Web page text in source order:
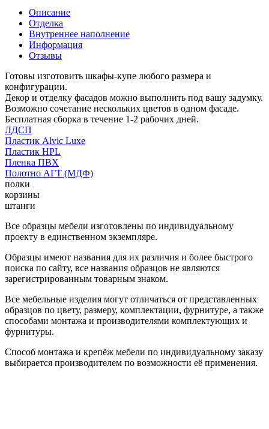
Описание
Отделка
Внутреннее наполнение
Информация
Отзывы
Готовы изготовить шкафы-купе любого размера и
конфигурации.
Декор и отделку фасадов можно выполнить под вашу задумку.
Возможно сочетание нескольких цветов в одном фасаде.
Бесплатная сборка в течение 1-2 рабочих дней.
ЛДСП
Пластик Alvic Luxe
Пластик HPL
Пленка ПВХ
Полотно АГТ (МДФ)
полки
корзины
штанги
Все образцы мебели изготовлены по индивидуальному
проекту в единственном экземпляре.
Образцы имеют названия для их различия и более быстрого
поиска по сайту, все названия образцов не являются
зарегистрированным товарным знаком.
Все мебельные изделия могут отличаться от представленных
образцов по цвету, размеру, комплектации, фурнитуре, а также
способами монтажа и производителями комплектующих и
фурнитуры.
Способ монтажа и крепёж мебели по индивидуальному заказу
выбирается производителем по возможности её применения.